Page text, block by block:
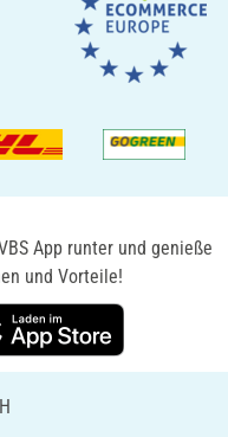
App runter und genieße
und Vorteile!